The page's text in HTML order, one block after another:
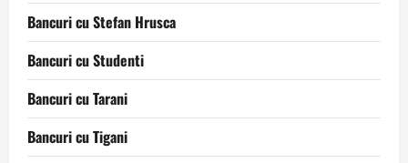
Bancuri cu Stefan Hrusca
Bancuri cu Studenti
Bancuri cu Tarani
Bancuri cu Tigani